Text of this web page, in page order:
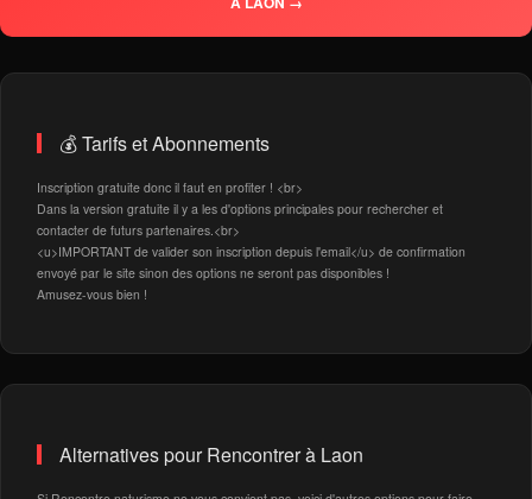
💰 Tarifs et Abonnements
Inscription gratuite donc il faut en profiter ! <br>
Dans la version gratuite il y a les d'options principales pour rechercher et
contacter de futurs partenaires.<br>
<u>IMPORTANT de valider son inscription depuis l'email</u> de confirmation
envoyé par le site sinon des options ne seront pas disponibles !
Amusez-vous bien !
Alternatives pour Rencontrer à Laon